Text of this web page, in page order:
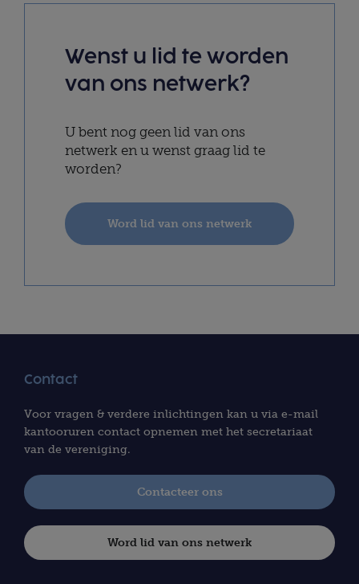
Wenst u lid te worden
van ons netwerk?
U bent nog geen lid van ons
netwerk en u wenst graag lid te
worden?
Word lid van ons netwerk
Contact
Voor vragen & verdere inlichtingen kan u via e-mail
kantooruren contact opnemen met het secretariaat
van de vereniging.
Contacteer ons
Word lid van ons netwerk